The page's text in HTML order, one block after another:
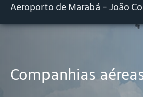
Aeroporto de Marabá - João
Companhias